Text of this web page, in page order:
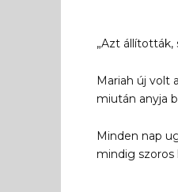
„Azt
Mariah új volt
miután anyja
Minden nap
mindig